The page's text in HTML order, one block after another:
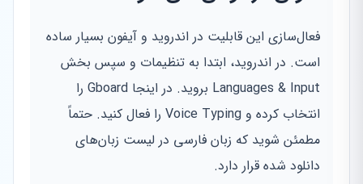
فعال‌سازی این قابلیت در اندروید و آیفون بسیار ساده
است. در اندروید، ابتدا به تنظیمات و سپس بخش
Languages & Input بروید. در اینجا Gboard را
انتخاب کرده و Voice Typing را فعال کنید. حتماً
مطمئن شوید که زبان فارسی در لیست زبان‌های
دانلود شده قرار دارد.